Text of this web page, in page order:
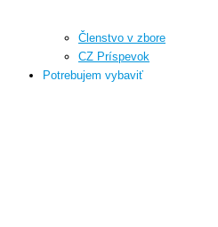
Členstvo v zbore
CZ Príspevok
Potrebujem vybaviť